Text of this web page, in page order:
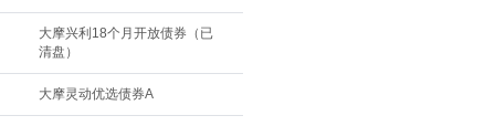
大摩兴利18个月开放债券（已
清盘）
大摩灵动优选债券A